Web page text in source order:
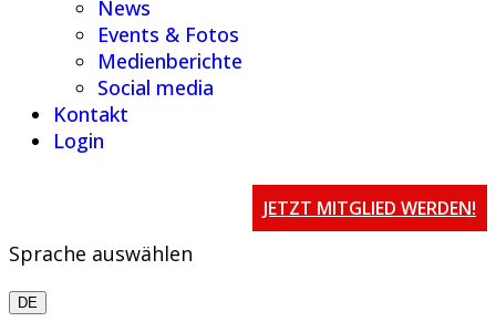
News
Events & Fotos
Medienberichte
Social media
Kontakt
Login
JETZT MITGLIED WERDEN!
Sprache auswählen
DE